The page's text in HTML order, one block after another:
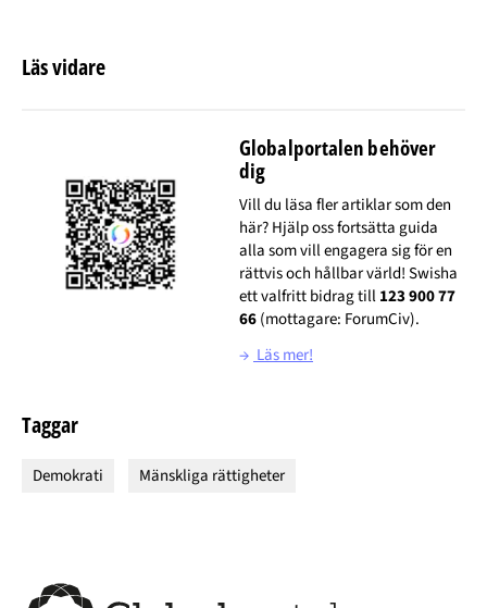
Läs vidare
Globalportalen behöver
dig
Vill du läsa fler artiklar som den
här? Hjälp oss fortsätta guida
alla som vill engagera sig för en
rättvis och hållbar värld! Swisha
ett valfritt bidrag till123 900 77
66(mottagare: ForumCiv).
→ Läs mer!
Taggar
Demokrati Mänskliga rättigheter